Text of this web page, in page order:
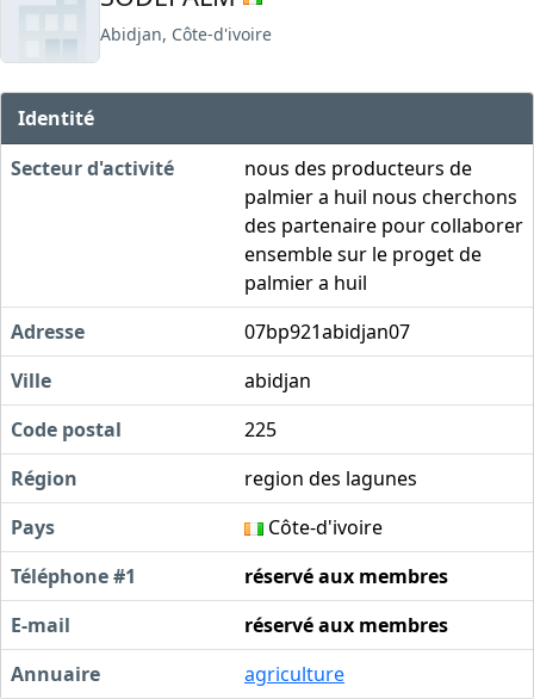
Abidjan, Côte-d'ivoire
Identité
Secteur d'activité
nous des producteurs de
palmier a huil nous cherchons
des partenaire pour collaborer
ensemble sur le proget de
palmier a huil
Adresse
07bp921abidjan07
Ville
abidjan
Code postal
225
Région
region des lagunes
Pays
Côte-d'ivoire
Téléphone #1
réservé aux membres
E-mail
réservé aux membres
Annuaire
agriculture